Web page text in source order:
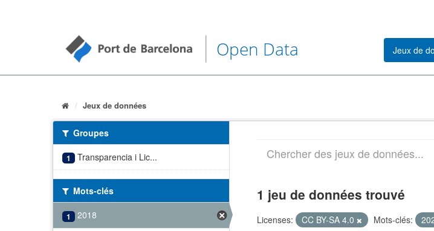
Open Data Jeux de
Jeux de données
Groupes
1 Transparencia i Lic...
Mots-clés
1 2018
1 jeu de données trouvé
Licenses: CC BY-SA 4.0 Mots-clés: